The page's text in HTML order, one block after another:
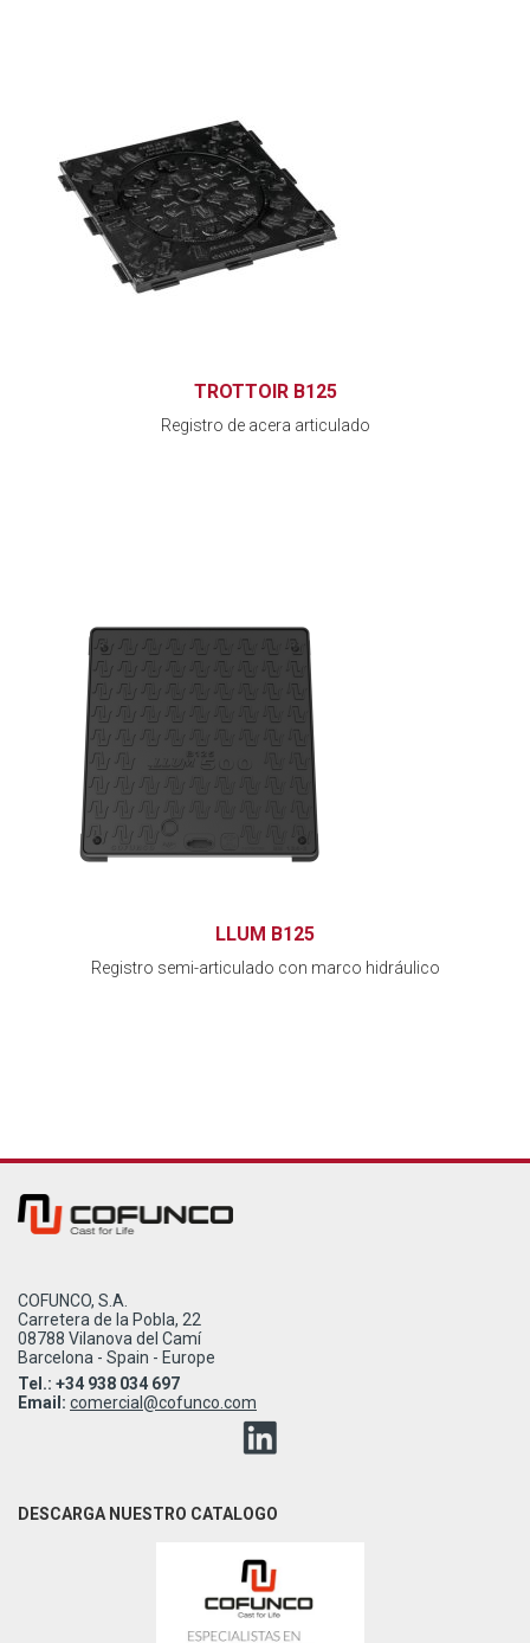
TROTTOIR B125
Registro de acera articulado
LLUM B125
Registro semi-articulado con marco hidráulico
COFUNCO, S.A.
Carretera de la Pobla, 22
08788 Vilanova del Camí
Barcelona - Spain - Europe
Tel.: +34 938 034 697
Email: comercial@cofunco.com
DESCARGA NUESTRO CATALOGO